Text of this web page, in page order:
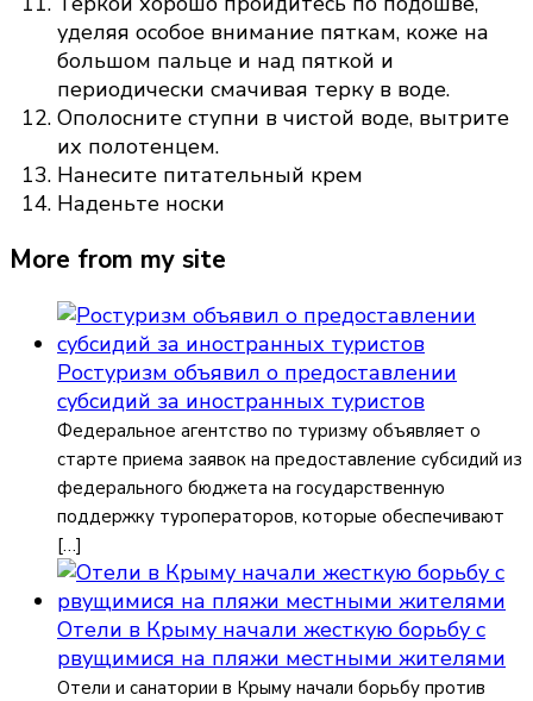
уделяя особое внимание пяткам, коже на
большом пальце и над пяткой и
периодически смачивая терку в воде.
Ополосните ступни в чистой воде, вытрите
их полотенцем.
Нанесите питательный крем
Наденьте носки
More from my site
Ростуризм объявил о предоставлении
субсидий за иностранных туристов
Федеральное агентство по туризму объявляет о
старте приема заявок на предоставление субсидий из
федерального бюджета на государственную
поддержку туроператоров, которые обеспечивают
[…]
Отели в Крыму начали жесткую борьбу с
рвущимися на пляжи местными жителями
Отели и санатории в Крыму начали борьбу против